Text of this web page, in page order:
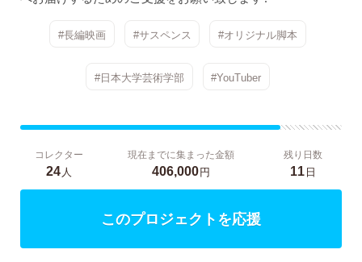
#長編映画 #サスペンス #オリジナル脚本
#日本大学芸術学部 #YouTuber
コレクター
24人
現在までに集まった金額
406,000円
残り日数
11日
このプロジェクトを応援